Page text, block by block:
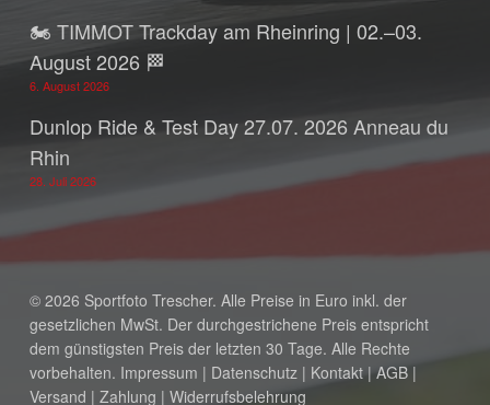
🏍️ TIMMOT Trackday am Rheinring | 02.–03.
August 2026 🏁
6. August 2026
Dunlop Ride & Test Day 27.07. 2026 Anneau du
Rhin
28. Juli 2026
© 2026 Sportfoto Trescher. Alle Preise in Euro inkl. der
gesetzlichen MwSt. Der durchgestrichene Preis entspricht
dem günstigsten Preis der letzten 30 Tage. Alle Rechte
vorbehalten. Impressum | Datenschutz | Kontakt|AGB|
Versand | Zahlung | Widerrufsbelehrung